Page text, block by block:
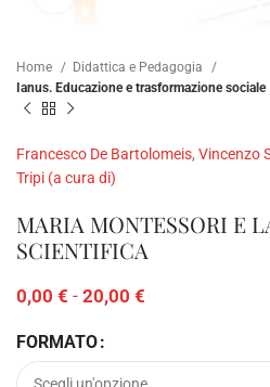
Home
Didattica e Pedagogia
Ianus. Educazione e trasformazione sociale
Francesco De Bartolomeis, Vincenzo
Tripi (a cura di)
MARIA MONTESSORI E
SCIENTIFICA
0,00 € - 20,00 €
FORMATO